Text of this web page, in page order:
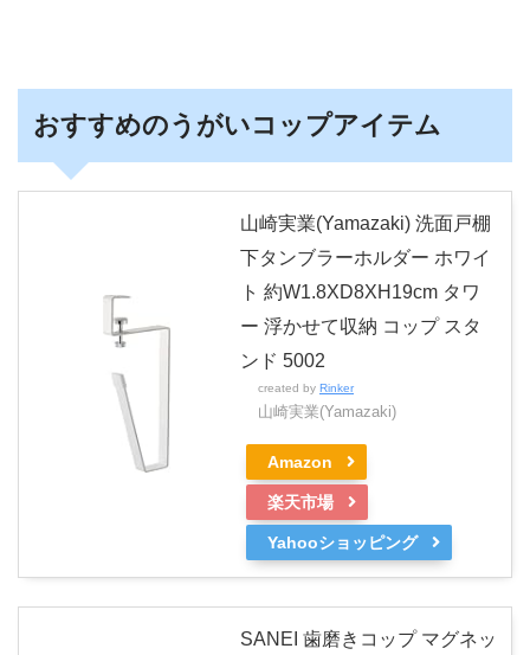
おすすめのうがいコップアイテム
山崎実業(Yamazaki) 洗面戸棚
下タンブラーホルダー ホワイ
ト 約W1.8XD8XH19cm タワ
ー 浮かせて収納 コップ スタ
ンド 5002
created by Rinker
山崎実業(Yamazaki)
Amazon
楽天市場
Yahooショッピング
SANEI 歯磨きコップ マグネッ